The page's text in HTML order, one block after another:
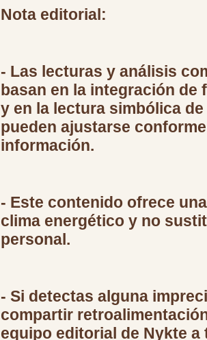
Nota editorial:
- Las lecturas y análisis
basan en la integración de
y en la lectura simbólica
pueden ajustarse
información.
- Este contenido ofrece
clima energético y no
personal.
- Si detectas alguna
compartir
equipo editorial de Nykte